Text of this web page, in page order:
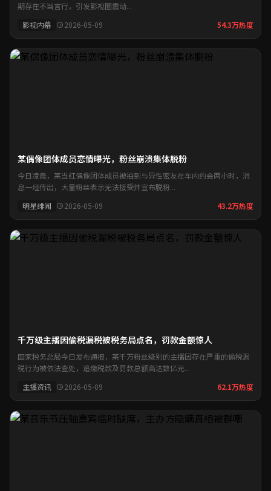
期存在不当言行，引发影视圈震动...
影视内幕
2026-05-09 54.3万热度
某偶像团体成员恋情曝光，粉丝崩溃集体脱粉
今日凌晨，某当红偶像团体成员被拍到与异性密友在车内约会两小时，消
息一经传出，大量粉丝表示无法接受并宣布脱粉...
明星绯闻
2026-05-09 43.2万热度
千万级主播因偷税漏税被税务局点名，罚款金额惊人
国家税务总局今日发布通报，某千万粉丝级别的主播因存在严重的偷税漏
税行为被依法查处，追缴税款及罚款总额高达数亿元...
主播资讯
2026-05-09 62.1万热度